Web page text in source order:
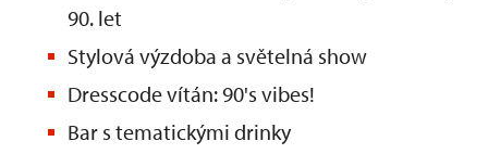
90. let
Stylová výzdoba a světelná show
Dresscode vítán: 90's vibes!
Bar s tematickými drinky